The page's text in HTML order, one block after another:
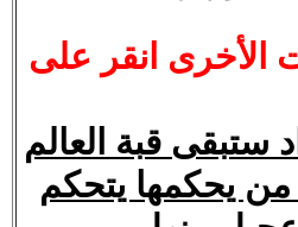
الأخرى انقر على
ستبقى قبة العالم
يحكمها يتحكم